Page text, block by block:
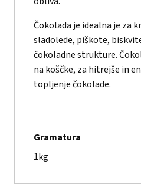
Čokolada je idealna je za
sladolede, piškote,
čokoladne strukture.
na koščke, za hitrejše in
topljenje čokolade.
Gramatura
1kg